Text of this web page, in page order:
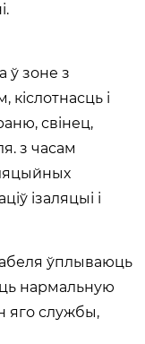
ў зоне з
і
свінец,
з часам
ізаляцыі і
ўплываюць
нармальную
яго службы,